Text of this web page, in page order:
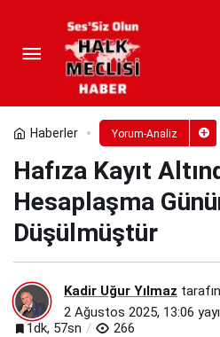
Haberler Yorum-Analiz
Hafıza Kayıt
Hesaplaşma
Düşülmüştür
Kadir Uğur Yılmaz
2 Ağustos 2025, 13:06
1dk, 57sn
266
Hafıza Kayıt
Hesaplaşma Gününe
Yorum Yap